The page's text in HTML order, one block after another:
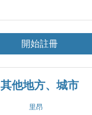
開始註冊
其他地方、城市
里昂